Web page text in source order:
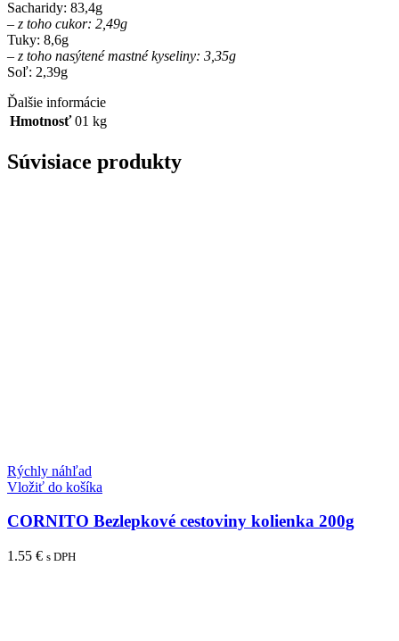
Sacharidy: 83,4g
– z toho cukor: 2,49g
Tuky: 8,6g
– z toho nasýtené mastné kyseliny: 3,35g
Soľ: 2,39g
Ďalšie informácie
Hmotnosť 01 kg
Súvisiace produkty
Rýchly náhľad
Vložiť do košíka
CORNITO Bezlepkové cestoviny kolienka 200g
1.55 € s DPH